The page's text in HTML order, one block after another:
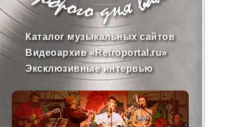
Каталог музыкальных сайтов
Видеоархив «Retroportal.ru»
Эксклюзивные интервью